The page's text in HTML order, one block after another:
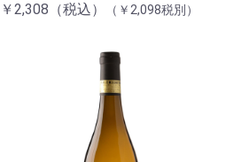
￥2,308（税込）
（￥2,098税別）